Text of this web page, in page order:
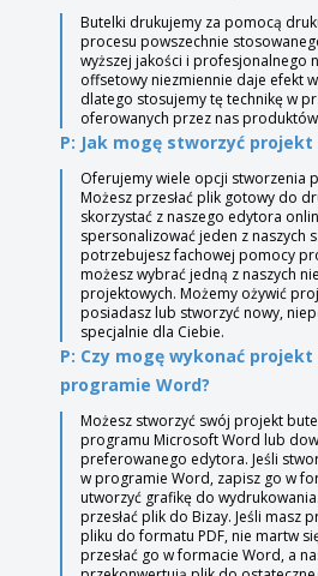
Butelki drukujemy za pomocą
procesu powszechnie
wyższej jakości i profesjonalnego
offsetowy niezmiennie daje efekt
dlatego stosujemy tę technikę w
oferowanych przez nas
P: Jak mogę stworzyć
Oferujemy wiele opcji stworzenia
Możesz przesłać plik gotowy do
skorzystać z naszego edytora
spersonalizować jeden z naszych
potrzebujesz fachowej pomocy
możesz wybrać jedną z naszych
projektowych. Możemy ożywić
posiadasz lub stworzyć nowy,
specjalnie dla Ciebie.
P: Czy mogę wykonać
programie Word?
Możesz stworzyć swój projekt
programu Microsoft Word lub
preferowanego edytora. Jeśli
w programie Word, zapisz go w
utworzyć grafikę do
przesłać plik do Bizay. Jeśli masz
pliku do formatu PDF, nie martw
przesłać go w formacie Word, a